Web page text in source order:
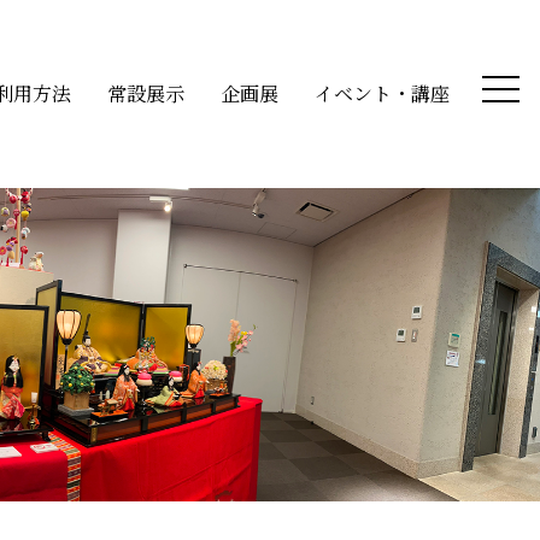
用方法 常設展示 企画展 イベント・講座